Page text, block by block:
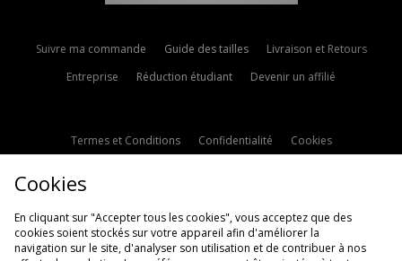
Suivre ma commande Guide des tailles
Livraison et Retours
Entreprise
Réduction étudiant Devenir un affilié
Termes et Conditions Confidentialité
Cookies
Politique d'avis en ligne
Cookies
En cliquant sur "Accepter tous les cookies", vous acceptez que des
cookies soient stockés sur votre appareil afin d'améliorer la
navigation sur le site, d'analyser son utilisation et de contribuer à nos